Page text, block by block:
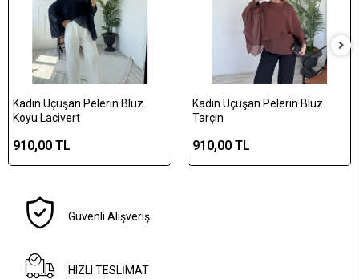
Kadın Uçuşan Pelerin Bluz
Koyu Lacivert
910,00 TL
Kadın Uçuşan Pelerin Bluz
Tarçın
910,00 TL
Güvenli Alışveriş
HIZLI TESLİMAT